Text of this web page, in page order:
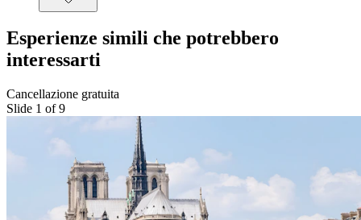
Esperienze simili che potrebbero
interessarti
Cancellazione gratuita
Slide 1 of 9